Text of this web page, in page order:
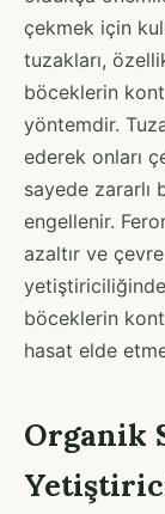
çekmek için
tuzakları,
böceklerin
yöntemdir.
ederek onları
sayede zararlı
engellenir.
azaltır ve
yetiştiriciliğinde
böceklerin
hasat elde
Organik